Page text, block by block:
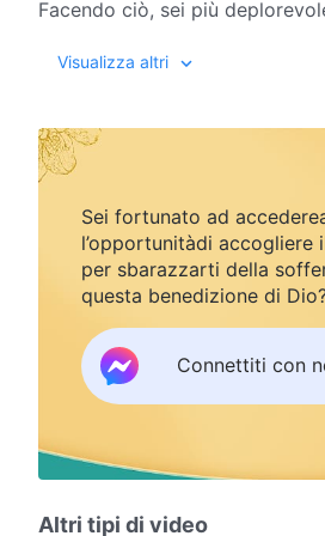
Facendo ciò, sei più
l’affidare incarichi all’essere
abbandonata, anche la
Visualizza altri
Sei fortunato ad
l’opportunitàdi accogliere
per sbarazzarti della
questa benedizione di
Connettiti con
Altri tipi di video